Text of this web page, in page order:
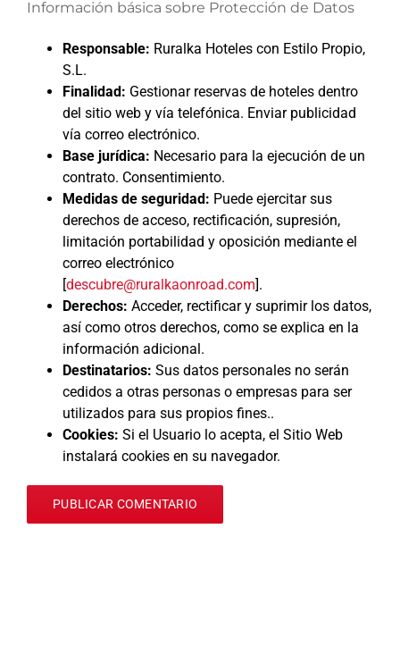
Información básica sobre Protección de Datos
Responsable: Ruralka Hoteles con Estilo Propio,
S.L.
Finalidad: Gestionar reservas de hoteles dentro
del sitio web y vía telefónica. Enviar publicidad
vía correo electrónico.
Base jurídica: Necesario para la ejecución de un
contrato. Consentimiento.
Medidas de seguridad: Puede ejercitar sus
derechos de acceso, rectificación, supresión,
limitación portabilidad y oposición mediante el
correo electrónico
[descubre@ruralkaonroad.com].
Derechos: Acceder, rectificar y suprimir los datos,
así como otros derechos, como se explica en la
información adicional.
Destinatarios: Sus datos personales no serán
cedidos a otras personas o empresas para ser
utilizados para sus propios fines..
Cookies: Si el Usuario lo acepta, el Sitio Web
instalará cookies en su navegador.